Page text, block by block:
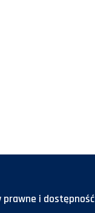
prawne i dostępność